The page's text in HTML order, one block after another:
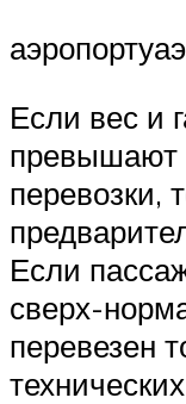
Если вес и
превышают
перевозки,
Если
сверх-
перевезен